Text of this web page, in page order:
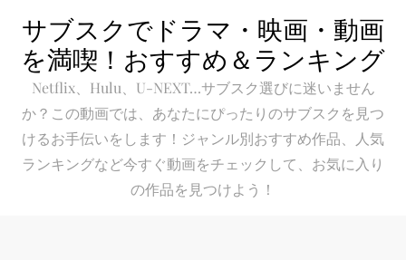
content
サブスクでドラマ・映画・動画
を満喫！おすすめ＆ランキング
Netflix、Hulu、U-NEXT…サブスク選びに迷いません
か？この動画では、あなたにぴったりのサブスクを見つ
けるお手伝いをします！ジャンル別おすすめ作品、人気
ランキングなど今すぐ動画をチェックして、お気に入り
の作品を見つけよう！